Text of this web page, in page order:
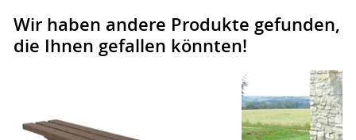
Wir haben andere Produkte gefunden,
die Ihnen gefallen könnten!